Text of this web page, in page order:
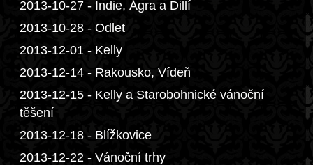
2013-10-27 - Indie, Ágra a Dillí
2013-10-28 - Odlet
2013-12-01 - Kelly
2013-12-14 - Rakousko, Vídeň
2013-12-15 - Kelly a Starobohnické vánoční
těšení
2013-12-18 - Blížkovice
2013-12-22 - Vánoční trhy